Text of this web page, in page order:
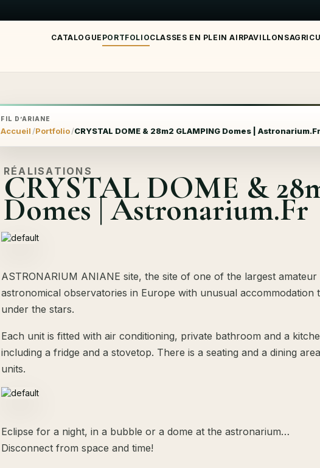
CATALOGUE PORTFOLIOCLASSES EN PLEIN AIRPAVILLONS
FIL D’ARIANE
Accueil Portfolio CRYSTAL DOME & 28m2 GLAMPING Domes | Astronarium.Fr
RÉALISATIONS
CRYSTAL DOME &
Domes | Astronarium.Fr
ASTRONARIUM ANIANE site, the site of one of the largest amateur
astronomical observatories in Europe with unusual accommodation
under the stars.
Each unit is fitted with air conditioning, private bathroom and a
including a fridge and a stovetop. There is a seating and a dining
units.
Eclipse for a night, in a bubble or a dome at the astronarium…
Disconnect from space and time!